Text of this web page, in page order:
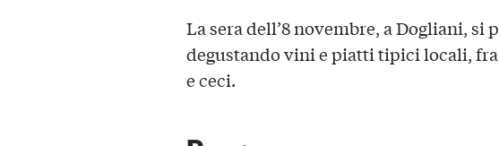
La sera dell’8 novembre, a Dogliani, si
degustando vini e piatti tipici locali,
e ceci.